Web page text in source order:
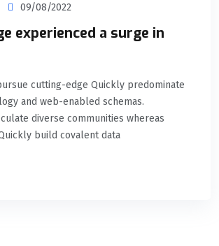
09/08/2022
experienced a surge in
cutting-edge Quickly predominate
and web-enabled schemas.
diverse communities whereas
build covalent data